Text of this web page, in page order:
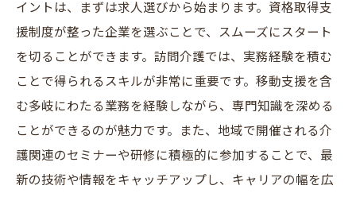
イントは、まずは求人選びから始まります。資格取得支
援制度が整った企業を選ぶことで、スムーズにスタート
を切ることができます。訪問介護では、実務経験を積む
ことで得られるスキルが非常に重要です。移動支援を含
む多岐にわたる業務を経験しながら、専門知識を深める
ことができるのが魅力です。また、地域で開催される介
護関連のセミナーや研修に積極的に参加することで、最
新の技術や情報をキャッチアップし、キャリアの幅を広